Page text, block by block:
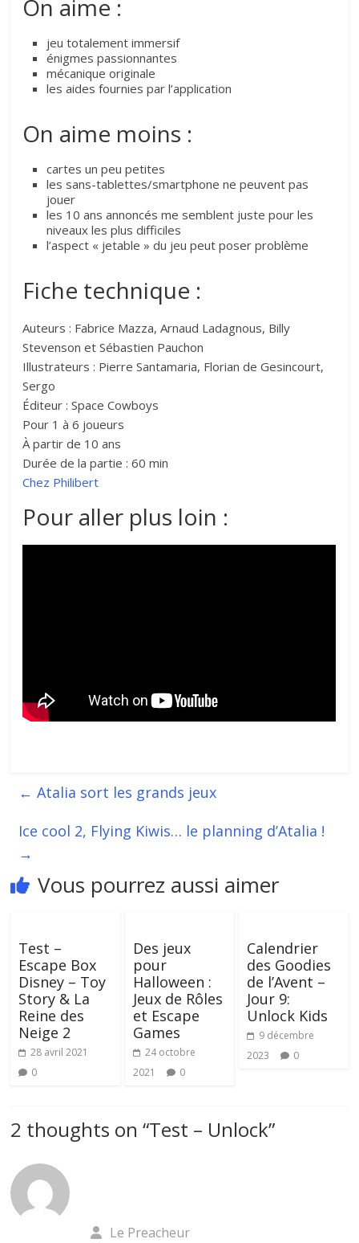
On aime :
jeu totalement immersif
énigmes passionnantes
mécanique originale
les aides fournies par l’application
On aime moins :
cartes un peu petites
les sans-tablettes/smartphone ne peuvent pas
jouer
les 10 ans annoncés me semblent juste pour les
niveaux les plus difficiles
l’aspect « jetable » du jeu peut poser problème
Fiche technique :
Auteurs : Fabrice Mazza, Arnaud Ladagnous, Billy
Stevenson et Sébastien Pauchon
Illustrateurs : Pierre Santamaria, Florian de Gesincourt,
Sergo
Éditeur : Space Cowboys
Pour 1 à 6 joueurs
À partir de 10 ans
Durée de la partie : 60 min
Chez Philibert
Pour aller plus loin :
← Atalia sort les grands jeux
Ice cool 2, Flying Kiwis… le planning d’Atalia !
→
Vous pourrez aussi aimer
Test –
Escape Box
Disney – Toy
Story & La
Reine des
Neige 2
28 avril 2021
0
Des jeux
pour
Halloween :
Jeux de Rôles
et Escape
Games
24 octobre
2021
0
Calendrier
des Goodies
de l’Avent –
Jour 9:
Unlock Kids
9 décembre
2023
0
2 thoughts on “Test – Unlock”
Le Preacheur